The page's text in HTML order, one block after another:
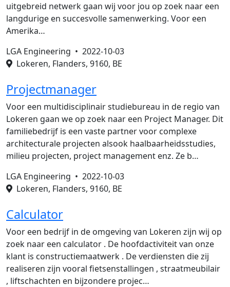
uitgebreid netwerk gaan wij voor jou op zoek naar een
langdurige en succesvolle samenwerking. Voor een
Amerika…
LGA Engineering • 2022-10-03
Lokeren, Flanders, 9160, BE
Projectmanager
Voor een multidisciplinair studiebureau in de regio van
Lokeren gaan we op zoek naar een Project Manager. Dit
familiebedrijf is een vaste partner voor complexe
architecturale projecten alsook haalbaarheidsstudies,
milieu projecten, project management enz. Ze b…
LGA Engineering • 2022-10-03
Lokeren, Flanders, 9160, BE
Calculator
Voor een bedrijf in de omgeving van Lokeren zijn wij op
zoek naar een calculator . De hoofdactiviteit van onze
klant is constructiemaatwerk . De verdiensten die zij
realiseren zijn vooral fietsenstallingen , straatmeubilair
, liftschachten en bijzondere projec…